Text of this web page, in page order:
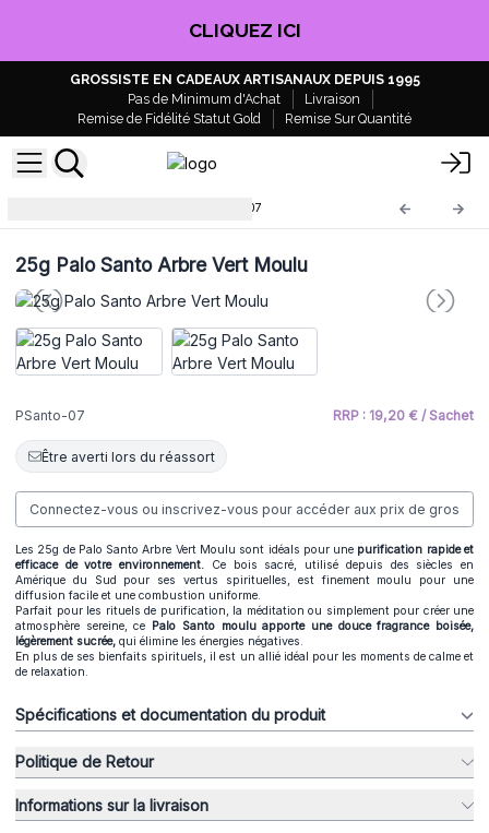
CLIQUEZ ICI
GROSSISTE EN CADEAUX ARTISANAUX DEPUIS 1995
Pas de Minimum d'Achat
Livraison
Remise de Fidélité Statut Gold
Remise Sur Quantité
PSanto-07
25g Palo Santo Arbre Vert Moulu
PSanto-07 RRP : 19,20 € / Sachet
Être averti lors du réassort
Connectez-vous ou inscrivez-vous pour accéder aux prix de gros
Les 25g de Palo Santo Arbre Vert Moulu sont idéals pour une purification rapide et
efficace de votre environnement. Ce bois sacré, utilisé depuis des siècles en
Amérique du Sud pour ses vertus spirituelles, est finement moulu pour une
diffusion facile et une combustion uniforme.
Parfait pour les rituels de purification, la méditation ou simplement pour créer une
atmosphère sereine, ce Palo Santo moulu apporte une douce fragrance boisée,
légèrement sucrée, qui élimine les énergies négatives.
En plus de ses bienfaits spirituels, il est un allié idéal pour les moments de calme et
de relaxation.
Spécifications et documentation du produit
Politique de Retour
Informations sur la livraison